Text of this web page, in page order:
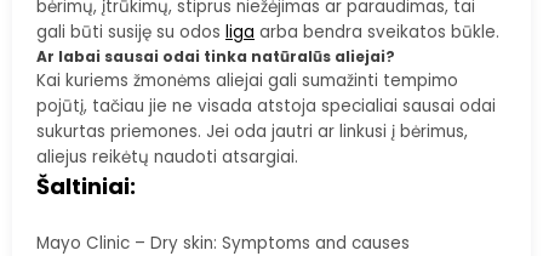
bėrimų, įtrūkimų, stiprus niežėjimas ar paraudimas, tai
gali būti susiję su odos liga arba bendra sveikatos būkle.
Ar labai sausai odai tinka natūralūs aliejai?
Kai kuriems žmonėms aliejai gali sumažinti tempimo
pojūtį, tačiau jie ne visada atstoja specialiai sausai odai
sukurtas priemones. Jei oda jautri ar linkusi į bėrimus,
aliejus reikėtų naudoti atsargiai.
Šaltiniai:
Mayo Clinic – Dry skin: Symptoms and causes